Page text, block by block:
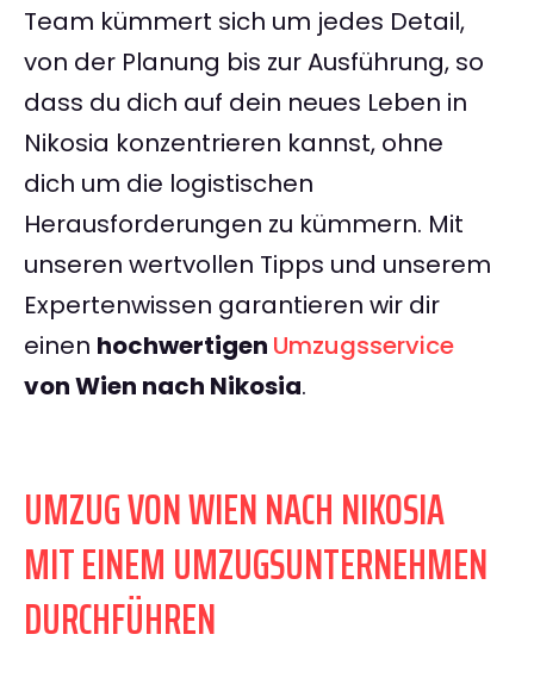
Team kümmert sich um jedes Detail,
von der Planung bis zur Ausführung, so
dass du dich auf dein neues Leben in
Nikosia konzentrieren kannst, ohne
dich um die logistischen
Herausforderungen zu kümmern. Mit
unseren wertvollen Tipps und unserem
Expertenwissen garantieren wir dir
einen hochwertigen Umzugsservice
von Wien nach Nikosia.
UMZUG VON WIEN NACH NIKOSIA
MIT EINEM UMZUGSUNTERNEHMEN
DURCHFÜHREN